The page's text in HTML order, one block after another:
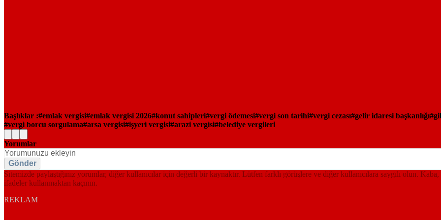
Başlıklar : emlak vergisi emlak vergisi 2026 konut sahipleri vergi ödemesi vergi son tarihi vergi cezası gelir idaresi başkanlığı
vergi borcu sorgulama arsa vergisi işyeri vergisi arazi vergisi belediye vergileri
Yorumlar
Gönder
Sitemizde paylaştığınız yorumlar, diğer kullanıcılar için değerli bir kaynaktır. Lütfen farklı görüşlere ve diğer kullanıcılara saygılı olun. Kaba,
ifadeler kullanmaktan kaçının.
REKLAM